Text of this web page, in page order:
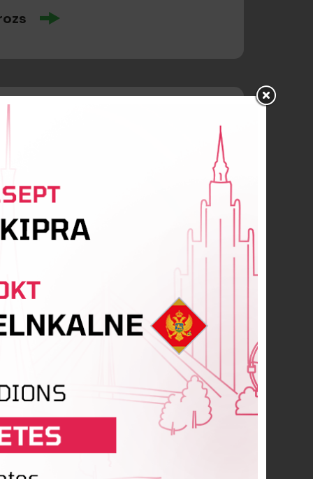
Ņikita Ivanovs